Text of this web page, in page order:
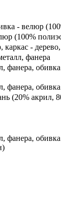
- велюр
(100%
каркас -
фанера
фанера,
фанера,
(20% акрил,
фанера,